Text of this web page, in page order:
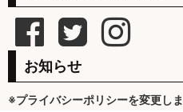
お知らせ
※プライバシーポリシーを変更し